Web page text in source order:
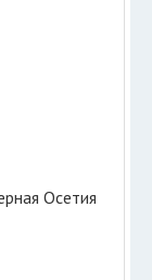
Осетия